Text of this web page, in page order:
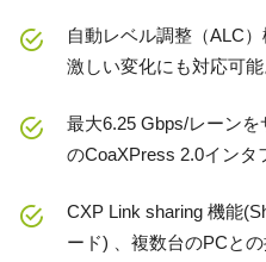
自動レベル調整（ALC
激しい変化にも対応可能
最大6.25 Gbps/レーン
のCoaXPress 2.0インタ
CXP Link sharing 機能
ード) 、複数台のPCと